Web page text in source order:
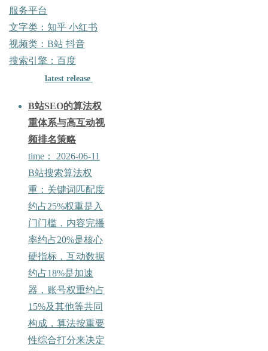
服务平台
文字类：知乎 小红书
视频类：B站 抖音
搜索引擎：百度
latest release
B站SEO的算法权
重体系与高互动视
频排名策略
time：
2026-06-11
B站搜索算法权
重：关键词匹配度
约占25%权重是入
门门槛，内容完播
率约占20%是核心
硬指标，互动数据
约占18%是加速
器，账号权重约占
15%及其他等共同
构成，算法按重要
性综合打分来决定